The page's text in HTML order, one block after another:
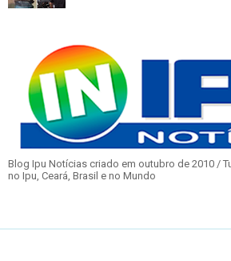
Blog Ipu Notícias criado em outubro de 2010 /
no Ipu, Ceará, Brasil e no Mundo